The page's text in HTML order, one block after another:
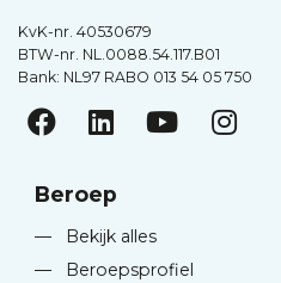
KvK-nr. 40530679
BTW-nr. NL.0088.54.117.B01
Bank: NL97 RABO 013 54 05 750
Beroep
—
Bekijk alles
—
Beroepsprofiel